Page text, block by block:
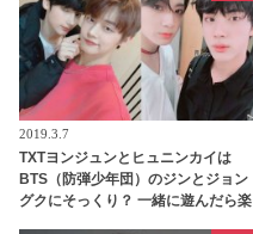
2019.3.7
TXTヨンジュンとヒュニンカイは
BTS（防弾少年団）のジンとジョン
グクにそっくり？ 一緒に遊んだら楽